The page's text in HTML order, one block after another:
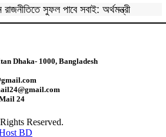
সুফল পাবে সবাই: অর্থমন্ত্রী
দাম দেড়গুণ, ডজন ১৮০ টাকা
পরিকল্পনা সংসদে তুলে ধরবে সরকার :
Dhaka- 1000, Bangladesh
24
Reserved.
BD